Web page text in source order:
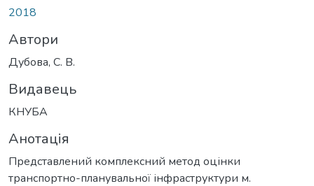
2018
Автори
Дубова, С. В.
Видавець
КНУБА
Анотація
Представлений комплексний метод оцінки
транспортно-планувальної інфраструктури м.